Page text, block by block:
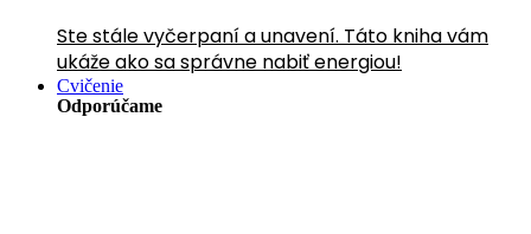
Ste stále vyčerpaní a unavení. Táto kniha vám
ukáže ako sa správne nabiť energiou!
Cvičenie
Odporúčame